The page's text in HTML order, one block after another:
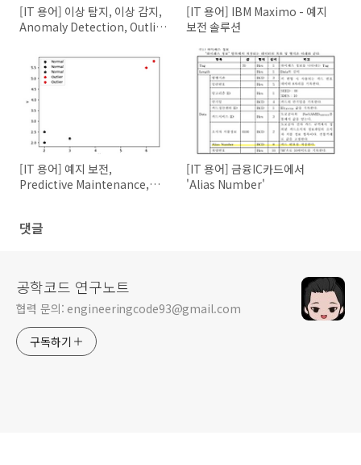
[IT 용어] 이상 탐지, 이상 감지,
Anomaly Detection, Outlier
Detection
[IT 용어] IBM Maximo - 예지
보전 솔루션
[IT 용어] 예지 보전,
Predictive Maintenance,
[IT 용어] 금융IC카드에서
'Alias Number'
댓글
공학코드 연구노트
협력 문의: engineeringcode93@gmail.com
구독하기